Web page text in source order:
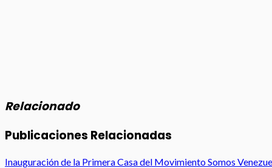
Relacionado
Publicaciones Relacionadas
Inauguración de la Primera Casa del Movimiento Somos